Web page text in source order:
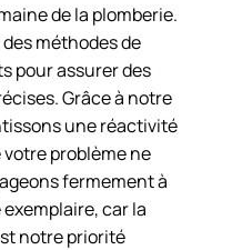
de la plomberie.
méthodes de
pour assurer des
Grâce à notre
une réactivité
problème ne
fermement à
car la
notre priorité